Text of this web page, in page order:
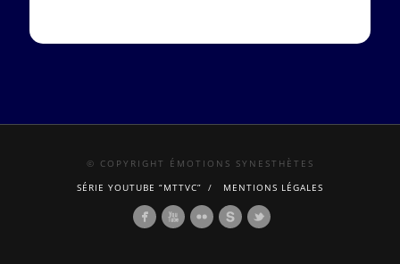
© COPYRIGHT ÉMOTIONS SYNESTHÈTES
SÉRIE YOUTUBE “MTTVC”
MENTIONS LÉGALES